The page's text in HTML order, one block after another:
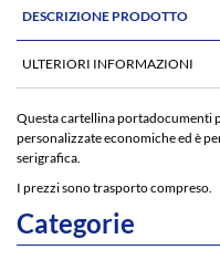
DESCRIZIONE PRODOTTO
ULTERIORI INFORMAZIONI
Questa cartellina portadocumenti
personalizzate economiche ed è
serigrafica.
I prezzi sono trasporto compreso.
Categorie